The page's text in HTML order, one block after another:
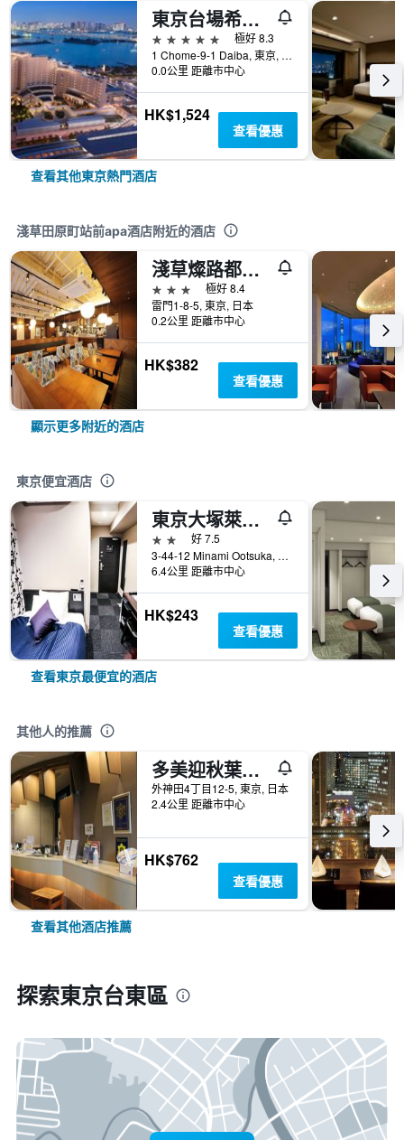
東京台場希爾頓酒店
5星級
極好 8.3
1 Chome-9-1 Daiba, 東京, 日本
0.0公里 距離市中心
HK$1,524
查看優惠
查看其他東京熱門酒店
淺草田原町站前apa酒店附近的酒店
淺草燦路都大飯店
3星級
極好 8.4
雷門1-8-5, 東京, 日本
0.2公里 距離市中心
HK$382
查看優惠
顯示更多附近的酒店
東京便宜酒店
東京大塚萊夫瑪克思飯店
2星級
好 7.5
3-44-12 Minami Ootsuka, 東京, 日本
6.4公里 距離市中心
HK$243
查看優惠
查看東京最便宜的酒店
其他人的推薦
多美迎秋葉原飯店
外神田4丁目12-5, 東京, 日本
2.4公里 距離市中心
HK$762
查看優惠
查看其他酒店推薦
探索東京台東區